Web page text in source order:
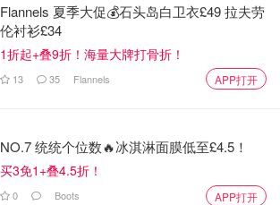
天人的浪漫传统。1968年阿波罗8号任务
·洛弗尔也曾以他妻子的名字“玛丽莲”命名
此外，机组人员还将另一个陨石坑命名为
天文学联合会进行审核。
：人类“肉眼”首睹月球“大峡
Flannels 夏季大促💰石头岛白卫衣£49 拉夫劳
伦衬衫£34
1折起+叠9折！海量大牌打骨折！
13 35 Flannels APP打开
NO.7 统统个位数🔥冰淇淋面膜低至£4.5！
买3免1+叠4.5折！
0 Boots APP打开